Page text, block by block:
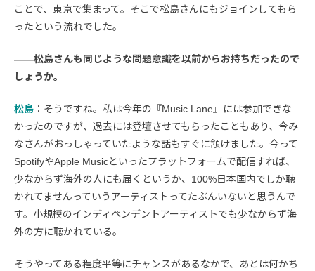
ことで、東京で集まって。そこで松島さんにもジョインしてもら
ったという流れでした。
――松島さんも同じような問題意識を以前からお持ちだったので
しょうか。
松島 ：そうですね。私は今年の『Music Lane』には参加できな
かったのですが、過去には登壇させてもらったこともあり、今み
なさんがおっしゃっていたような話もすぐに頷けました。今って
SpotifyやApple Musicといったプラットフォームで配信すれば、
少なからず海外の人にも届くというか、100%日本国内でしか聴
かれてませんっていうアーティストってたぶんいないと思うんで
す。小規模のインディペンデントアーティストでも少なからず海
外の方に聴かれている。
そうやってある程度平等にチャンスがあるなかで、あとは何かち